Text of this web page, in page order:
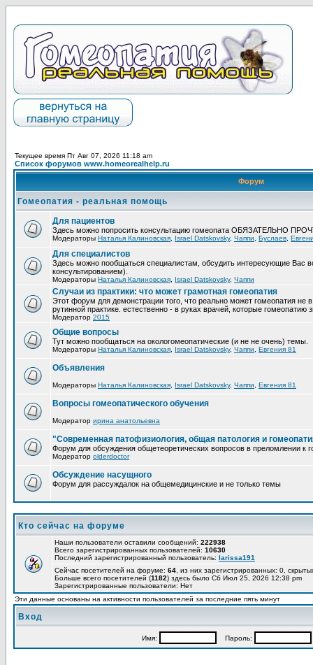
Текущее время Пт Авг 07, 2026 11:18 am
Список форумов www.homeorealhelp.ru
Форум
Гомеопатия - реальная помощь
Для пациентов
Здесь можно попросить консультацию гомеопата ОБЯЗАТЕЛЬНО
Модераторы Наталья Калиновская Israel Datskovsky, Чаппи Буслаев
Для специалистов
Здесь можно пообщаться специалистам, обсудить интересующие Вас
консультированием).
Модераторы Наталья Калиновская Israel Datskovsky, Чаппи
Случаи из практики: что может грамотная гомеопатия
Этот форум для демонстрации того, что реально может гомеопатия не
рутинной практике. естественно - в руках врачей, которые гомеопатию
Модератор 2015
Общие вопросы
Тут можно пообщаться на окологомеопатические (и не не очень) темы.
Модераторы Наталья Калиновская Israel Datskovsky, Чаппи Евгения 81
Объявления
Модераторы Наталья Калиновская Israel Datskovsky, Чаппи Евгения 81
Вопросы гомеопатического обучения
Модератор ирина анатольевна
"Современная патофизиология, общая патология и
Форум для обсуждения общетеоретических вопросов в преломлении к
Модератор olderdoctor
Обсуждение насущного
Форум для рассуждалок на общемедицинские и не только темы
Кто сейчас на форуме
Наши пользователи оставили сообщений: 222938
Всего зарегистрированных пользователей: 10630
Последний зарегистрированный пользователь: larissa191
Сейчас посетителей на форуме: 64 , из них зарегистрированных: 0,
Больше всего посетителей (1182) здесь было Сб Июл 25, 2026 12:38 pm
Зарегистрированные пользователи: Нет
Эти данные основаны на активности пользователей за последние пять минут
Вход
Имя: Пароль: